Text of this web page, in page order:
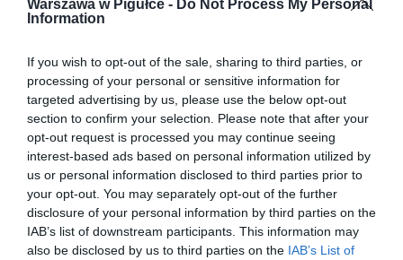
Warszawa w Pigułce - Do Not Process My Personal
Information
If you wish to opt-out of the sale, sharing to third parties, or
processing of your personal or sensitive information for
targeted advertising by us, please use the below opt-out
section to confirm your selection. Please note that after your
opt-out request is processed you may continue seeing
interest-based ads based on personal information utilized by
us or personal information disclosed to third parties prior to
your opt-out. You may separately opt-out of the further
disclosure of your personal information by third parties on the
IAB’s list of downstream participants. This information may
also be disclosed by us to third parties on the IAB’s List of